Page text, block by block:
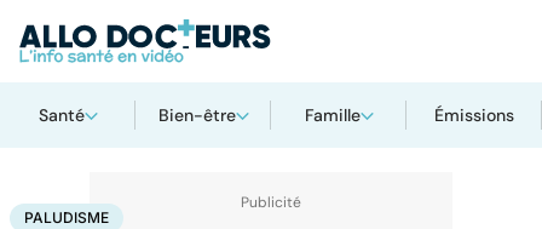
Santé Bien-être Famille Émissions
AccueilSanté Maladies Maladies infectieuses
PALUDISME